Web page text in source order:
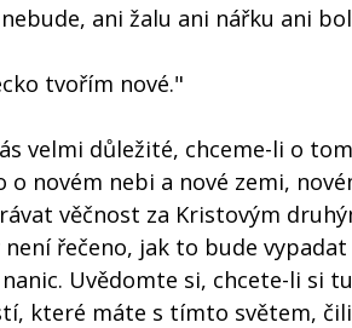
ani žalu ani nářku ani
tvořím nové."
velmi důležité, chceme-li o
novém nebi a nové zemi,
věčnost za Kristovým
řečeno, jak to bude
Uvědomte si, chcete-li si
které máte s tímto světem,